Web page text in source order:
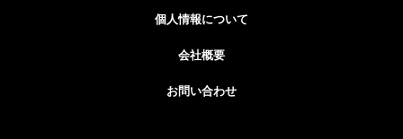
個人情報について
会社概要
お問い合わせ